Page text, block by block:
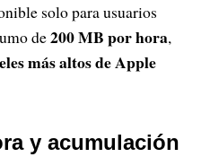
solo para usuarios
de200 MB por hora,
más altos de Apple
y acumulación